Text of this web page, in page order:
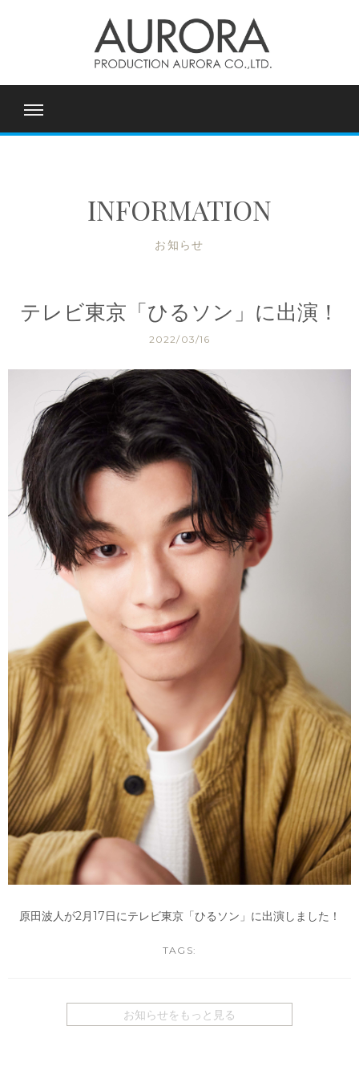
INFORMATION
お知らせ
テレビ東京「ひるソン」に出演！
2022/03/16
原田波人が2月17日にテレビ東京「ひるソン」に出演しました！
TAGS:
お知らせをもっと見る